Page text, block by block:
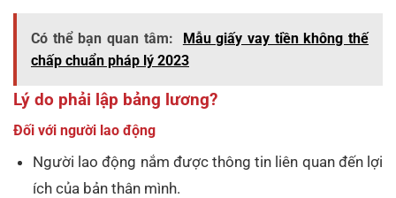
Có thể bạn quan tâm:
Mẫu giấy vay tiền không thế
chấp chuẩn pháp lý 2023
Lý do phải lập bảng lương?
Đối với người lao động
Người lao động nắm được thông tin liên quan đến lợi
ích của bản thân mình.